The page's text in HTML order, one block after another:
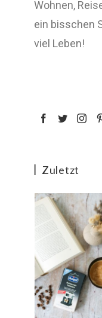
Wohnen,
ein bisschen
viel Leben!
Zuletzt